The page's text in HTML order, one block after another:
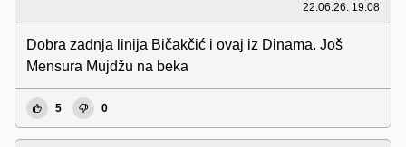
22.06.26. 19:08
Dobra zadnja linija Bičakčić i ovaj iz Dinama. Još
Mensura Mujdžu na beka
5 0